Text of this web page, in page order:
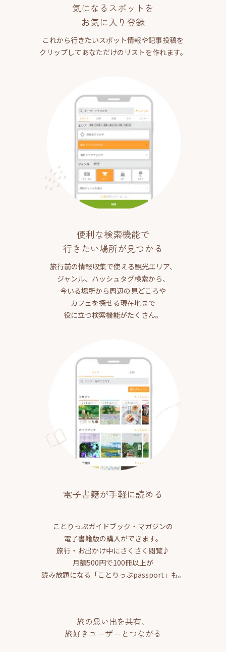
気になるスポットを
お気に入り登録
これから行きたいスポット情報や記事投稿を
クリップしてあなただけのリストを作れます。
便利な検索機能で
行きたい場所が見つかる
旅行前の情報収集で使える観光エリア、
ジャンル、ハッシュタグ検索から、
今いる場所から周辺の見どころや
カフェを探せる現在地まで
役に立つ検索機能がたくさん。
電子書籍が手軽に読める
ことりっぷガイドブック・マガジンの
電子書籍版の購入ができます。
旅行・お出かけ中にさくさく閲覧♪
月額500円で100冊以上が
読み放題になる「ことりっぷpassport」も。
旅の思い出を共有、
旅好きユーザーとつながる